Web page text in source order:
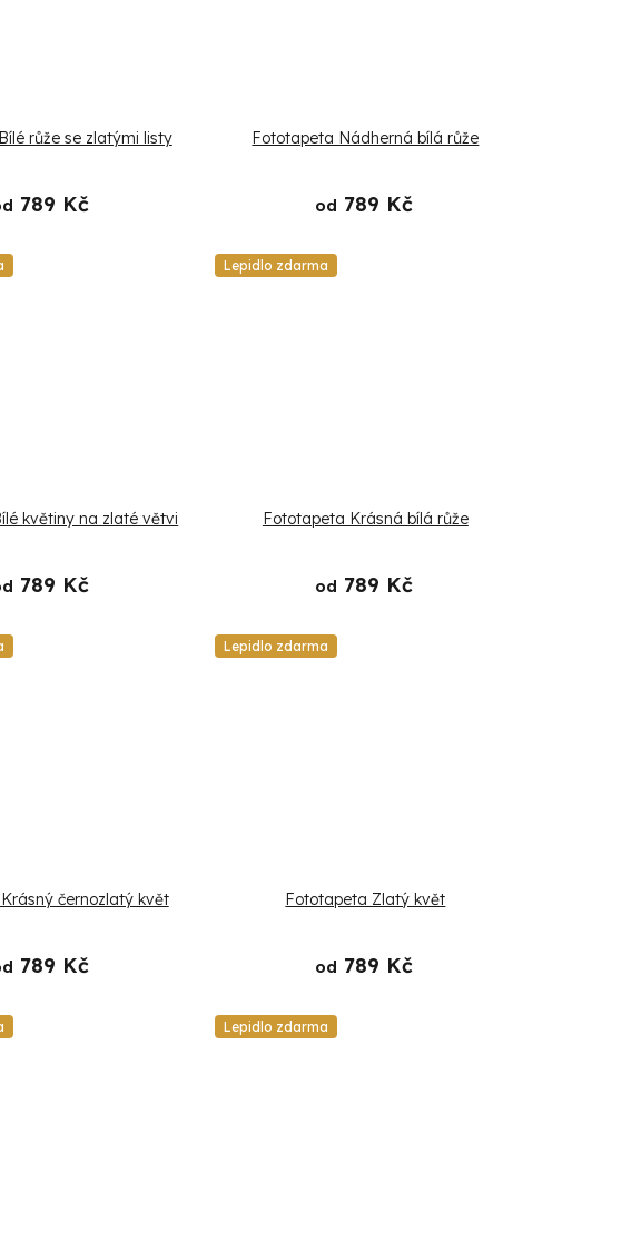
růže se zlatými listy
789 Kč
Fototapeta Nádherná bílá růže
od 789 Kč
květiny na zlaté větvi
789 Kč
Lepidlo zdarma
Fototapeta Krásná bílá růže
od 789 Kč
černozlatý květ
789 Kč
Lepidlo zdarma
Fototapeta Zlatý květ
od 789 Kč
Lepidlo zdarma